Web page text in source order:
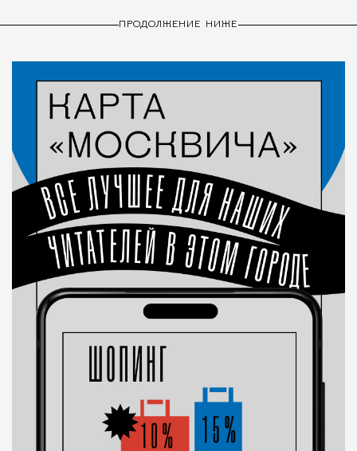
ПРОДОЛЖЕНИЕ НИЖЕ